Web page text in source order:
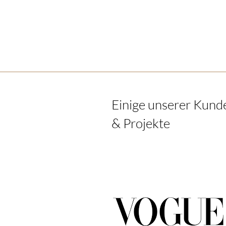
Einige unserer
& Projekte